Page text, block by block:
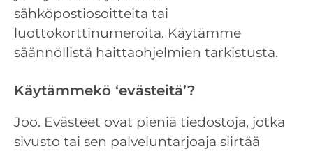
sähköpostiosoitteita tai
luottokorttinumeroita. Käytämme
säännöllistä haittaohjelmien tarkistusta.
Käytämmekö ‘evästeitä’?
Joo. Evästeet ovat pieniä tiedostoja, jotka
sivusto tai sen palveluntarjoaja siirtää